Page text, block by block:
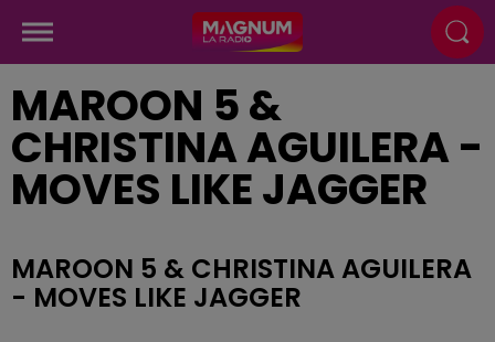
MAROON 5 &
CHRISTINA AGUILERA -
MOVES LIKE JAGGER
MAROON 5 & CHRISTINA AGUILERA
- MOVES LIKE JAGGER